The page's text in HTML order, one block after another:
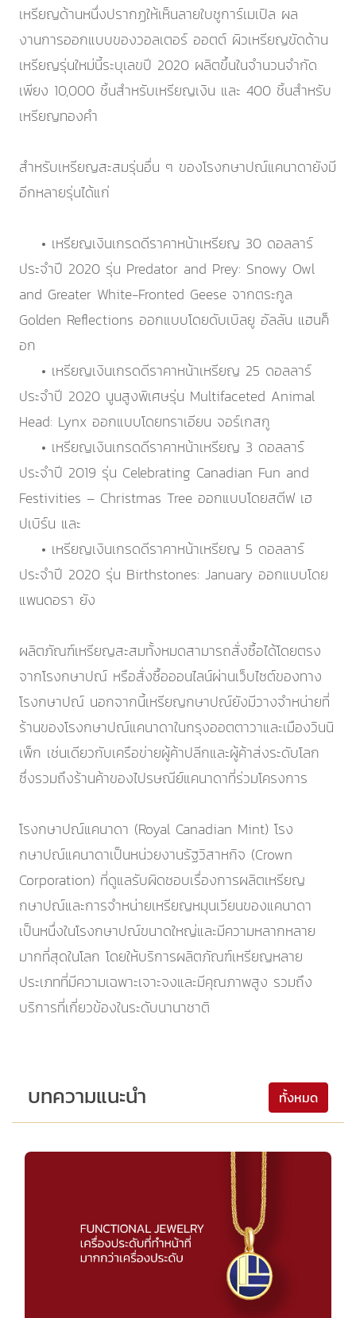
เหรียญด้านหนึ่งปรากฏให้เห็นลายใบชูการ์เมเปิล ผล
งานการออกแบบของวอลเตอร์ ออตต์ ผิวเหรียญขัดด้าน
เหรียญรุ่นใหม่นี้ระบุเลขปี 2020 ผลิตขึ้นในจำนวนจำกัด
เพียง 10,000 ชิ้นสำหรับเหรียญเงิน และ 400 ชิ้นสำหรับ
เหรียญทองคำ
สำหรับเหรียญสะสมรุ่นอื่น ๆ ของโรงกษาปณ์แคนาดายังมี
อีกหลายรุ่นได้แก่
• เหรียญเงินเกรดดีราคาหน้าเหรียญ 30 ดอลลาร์
ประจำปี 2020 รุ่น Predator and Prey: Snowy Owl
and Greater White-Fronted Geese จากตระกูล
Golden Reflections ออกแบบโดยดับเบิลยู อัลลัน แฮนค็
อก
• เหรียญเงินเกรดดีราคาหน้าเหรียญ 25 ดอลลาร์
ประจำปี 2020 นูนสูงพิเศษรุ่น Multifaceted Animal
Head: Lynx ออกแบบโดยทราเอียน จอร์เกสกู
• เหรียญเงินเกรดดีราคาหน้าเหรียญ 3 ดอลลาร์
ประจำปี 2019 รุ่น Celebrating Canadian Fun and
Festivities – Christmas Tree ออกแบบโดยสตีฟ เฮ
ปเบิร์น และ
• เหรียญเงินเกรดดีราคาหน้าเหรียญ 5 ดอลลาร์
ประจำปี 2020 รุ่น Birthstones: January ออกแบบโดย
แพนดอรา ยัง
ผลิตภัณฑ์เหรียญสะสมทั้งหมดสามารถสั่งซื้อได้โดยตรง
จากโรงกษาปณ์ หรือสั่งซื้อออนไลน์ผ่านเว็บไซต์ของทาง
โรงกษาปณ์ นอกจากนี้เหรียญกษาปณ์ยังมีวางจำหน่ายที่
ร้านของโรงกษาปณ์แคนาดาในกรุงออตตาวาและเมืองวินนิ
เพ็ก เช่นเดียวกับเครือข่ายผู้ค้าปลีกและผู้ค้าส่งระดับโลก
ซึ่งรวมถึงร้านค้าของไปรษณีย์แคนาดาที่ร่วมโครงการ
โรงกษาปณ์แคนาดา (Royal Canadian Mint) โรง
กษาปณ์แคนาดาเป็นหน่วยงานรัฐวิสาหกิจ (Crown
Corporation) ที่ดูแลรับผิดชอบเรื่องการผลิตเหรียญ
กษาปณ์และการจำหน่ายเหรียญหมุนเวียนของแคนาดา
เป็นหนึ่งในโรงกษาปณ์ขนาดใหญ่และมีความหลากหลาย
มากที่สุดในโลก โดยให้บริการผลิตภัณฑ์เหรียญหลาย
ประเภทที่มีความเฉพาะเจาะจงและมีคุณภาพสูง รวมถึง
บริการที่เกี่ยวข้องในระดับนานาชาติ
บทความแนะนำ ทั้งหมด